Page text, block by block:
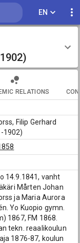
EN
RELATIONS
Filip Gerhard
1902)
14.9.1841, vanht
Mårten Johan
ja Maria Aurora
Yo Kuopio gymn.
1867, FM 1868.
tekn. reaalikoulun
1876-87, koulun